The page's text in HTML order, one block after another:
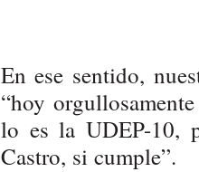
En ese sentido,
“hoy
lo es la UDEP-10,
Castro, si cumple”.